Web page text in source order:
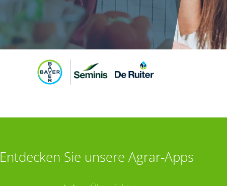
Entdecken Sie unsere Agrar-Apps